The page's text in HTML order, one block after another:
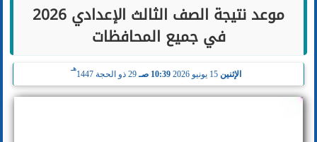
موعد نتيجة الصف الثالث الإعدادي 2026
في جميع المحافظات
الإثنين 15 يونيو 2026 10:39 صـ 29 ذو الحجة 1447
هـ